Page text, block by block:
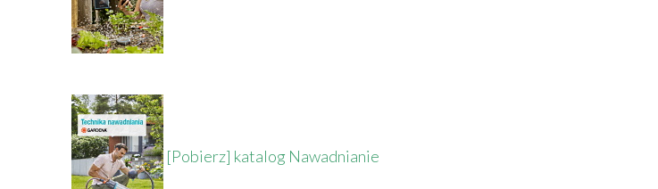
[Pobierz] katalog Nawadnianie